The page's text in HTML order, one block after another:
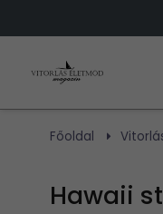
Főoldal
Hawaii